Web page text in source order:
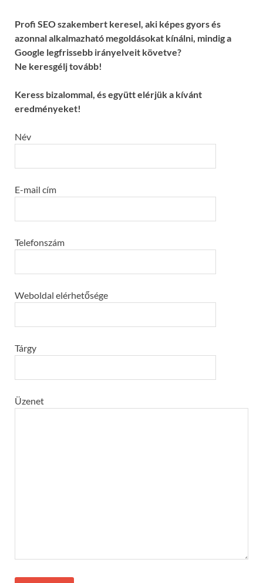
Profi SEO szakembert keresel, aki képes gyors és
azonnal alkalmazható megoldásokat kínálni, mindig a
Google legfrissebb irányelveit követve?
Ne keresgélj tovább!
Keress bizalommal, és együtt elérjük a kívánt
eredményeket!
Név
E-mail cím
Telefonszám
Weboldal elérhetősége
Tárgy
Üzenet